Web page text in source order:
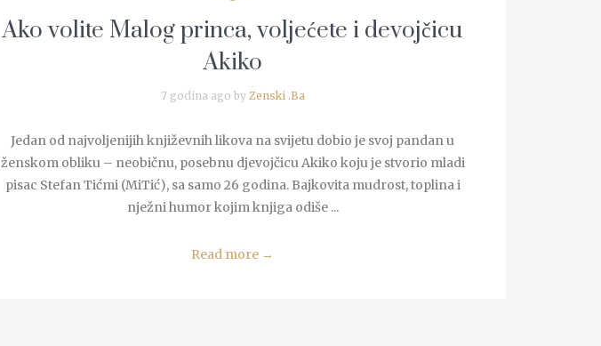
Ako volite Malog princa, voljećete i devojčicu
Akiko
7 godina ago by Zenski .Ba
Jedan od najvoljenijih književnih likova na svijetu dobio je svoj pandan u
ženskom obliku – neobičnu, posebnu djevojčicu Akiko koju je stvorio mladi
pisac Stefan Tićmi (MiTić), sa samo 26 godina. Bajkovita mudrost, toplina i
nježni humor kojim knjiga odiše ...
Read more →